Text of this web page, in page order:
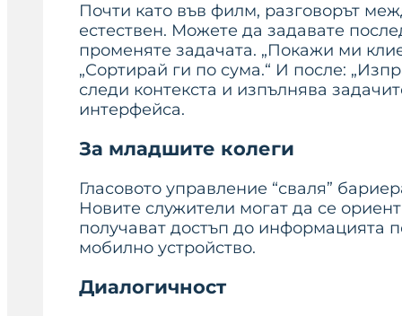
Почти като във филм, разговорът
естествен. Можете да задавате
променяте задачата. „Покажи ми
„Сортирай ги по сума.“ И после:
следи контекста и изпълнява
интерфейса.
За младшите колеги
Гласовото управление “сваля”
Новите служители могат да се
получават достъп до информацията
мобилно устройство.
Диалогичност